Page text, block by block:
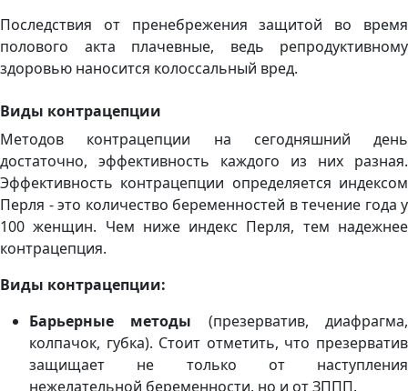
Последствия от пренебрежения защитой во время
полового акта плачевные, ведь репродуктивному
здоровью наносится колоссальный вред.
Виды контрацепции
Методов контрацепции на сегодняшний день
достаточно, эффективность каждого из них разная.
Эффективность контрацепции определяется индексом
Перля - это количество беременностей в течение года у
100 женщин. Чем ниже индекс Перля, тем надежнее
контрацепция.
Виды контрацепции:
Барьерные методы (презерватив, диафрагма,
колпачок, губка). Стоит отметить, что презерватив
защищает не только от наступления
нежелательной беременности, но и от ЗППП.